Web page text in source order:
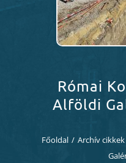
Munkatársaink
Kollégium
DiákjainkRómai
Alföldi
Főoldal / Archív cikkek